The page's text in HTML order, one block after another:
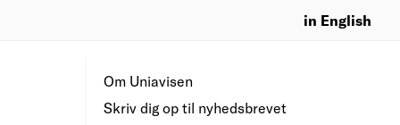
in English
Om Uniavisen
Skriv dig op til nyhedsbrevet